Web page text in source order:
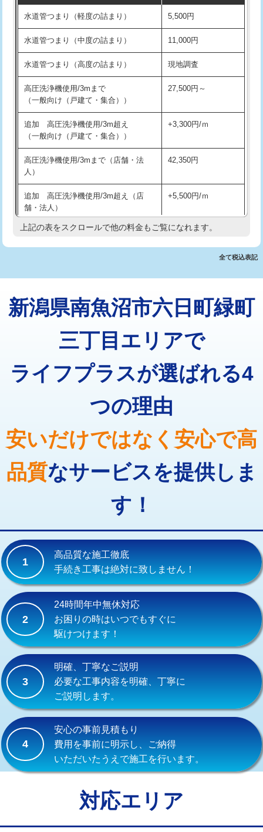
洗面台設置 38,500円
化粧台設置 22,000円
追加人工 16,500円
廃棄・処分 現場見積
※給水管工事は20mmまでの価格です。
交換・取付(排水栓・排水トラップ
22,000円+材料費
持込商品取付（混合水栓）
持込商品取付（浄水器・分岐水栓） 16,500円
業）
排水管工事（追加 排水管工事/3ｍ超
え）
マス交換（土の掘削・埋め戻し作業） 11,000円~
マス交換（深さ50㎝以上） 66,000円
コンクリート斫り（厚さ10㎝超え） 38,500円
モルタル補修（厚さ10㎝まで） 27,500円
16,500円
廃棄・処分 現場見積
水道管つまり（軽度の詰まり） 5,500円
水道管つまり（中度の詰まり） 11,000円
水道管つまり（高度の詰まり） 現地調査
高圧洗浄機使用/3mまで
（一般向け（戸建て・集合））
27,500円～
追加 高圧洗浄機使用/3m超え
（一般向け（戸建て・集合））
+3,300円/ｍ
高圧洗浄機使用/3mまで（店舗・法
人）
42,350円
追加 高圧洗浄機使用/3m超え（店
舗・法人）
+5,500円/ｍ
高度高圧洗浄換 現地調査
トーラー機使用/3mまで 33,000円
追加トーラー機使用/3m超え +3,300円
8,800円
止水・漏水調査・防水処理・清掃・修
11,000円
止水・漏水調査・防水処理・清掃・修
22,000円
止水・漏水調査・防水処理・清掃・修
理・調整・分解・加工など（重作業）
33,000円
その他部品の脱着 8,800円～
交換・取付(単水栓（壁付・デッキ
式）)
13,200円+材料費
交換・取付(混合水栓（壁付・デッキ
式・ワンホール）)
16,500円+材料費
交換・取付(排水栓・排水トラップ
（P/S/ポップアップ））
交換・取付（その他部品）
持込商品取付（単水栓）
持込商品取付（混合水栓） 16,500円
持込商品取付（浄水器・分岐水栓） 16,500円
給水管工事※（ホール加工)
給水管工事※（バンド止め) 3,300円
給水管工事※（保温材使用（バンド止
5,500円
上記の表をスクロールで他の料金もご覧になれます。
全て税込表記
新潟県南魚沼市六日町緑町
三丁目エリアで
ライフプラスが選ばれる4
つの理由
安いだけではなく安心で高
品質なサービスを提供しま
す！
1
高品質な施工徹底
手続き工事は絶対に致しません！
2
24時間年中無休対応
お困りの時はいつでもすぐに
駆けつけます！
3
明確、丁寧なご説明
必要な工事内容を明確、丁寧に
ご説明します。
4
安心の事前見積もり
費用を事前に明示し、ご納得
いただいたうえで施工を行います。
対応エリア